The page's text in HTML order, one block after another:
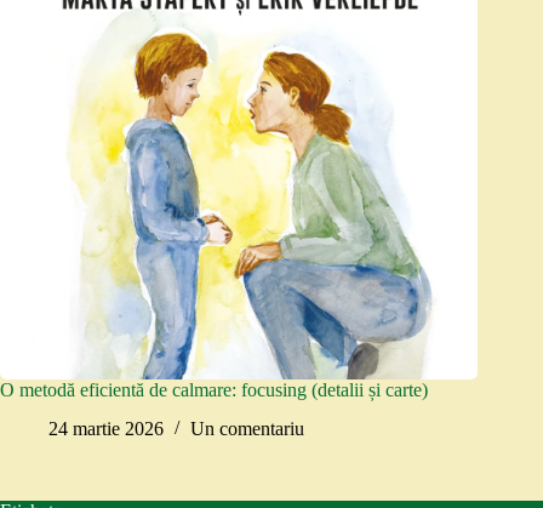
O metodă eficientă de calmare: focusing (detalii și carte)
24 martie 2026
Un comentariu